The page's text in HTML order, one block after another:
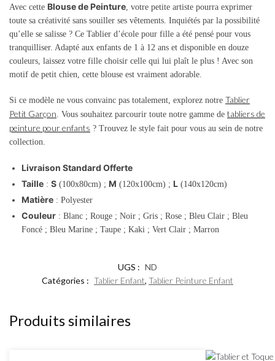
Avec cette Blouse de Peinture , votre petite artiste pourra exprimer
toute sa créativité sans souiller ses vêtements. Inquiétés par la possibilité
qu’elle se salisse ? Ce Tablier d’école pour fille a été pensé pour vous
tranquilliser. Adapté aux enfants de 1 à 12 ans et disponible en douze
couleurs, laissez votre fille choisir celle qui lui plaît le plus ! Avec son
motif de petit chien, cette blouse est vraiment adorable.
Si ce modèle ne vous convainc pas totalement, explorez notre Tablier
Petit Garçon. Vous souhaitez parcourir toute notre gamme de tabliers de
peinture pour enfants ? Trouvez le style fait pour vous au sein de notre
collection.
Livraison Standard Offerte
Taille : S (100x80cm) ; M (120x100cm) ; L (140x120cm)
Matière : Polyester
Couleur : Blanc ; Rouge ; Noir ; Gris ; Rose ; Bleu Clair ; Bleu
Foncé ; Bleu Marine ; Taupe ; Kaki ; Vert Clair ; Marron
UGS : ND
Catégories : Tablier Enfant, Tablier Peinture Enfant
Produits similaires